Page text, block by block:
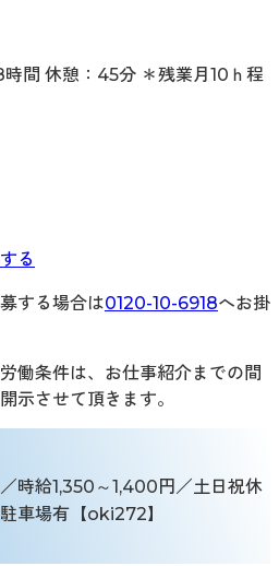
間 休憩：45分 ＊残業月10ｈ程
め
る
する場合は0120-10-6918へお掛
働条件は、お仕事紹介までの間
示させて頂きます。
時給1,350～1,400円／土日祝休
車場有【oki272】